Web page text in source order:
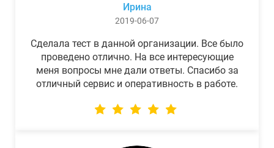
Ирина
2019-06-07
Сделала тест в данной организации. Все было
проведено отлично. На все интересующие
меня вопросы мне дали ответы. Спасибо за
отличный сервис и оперативность в работе.